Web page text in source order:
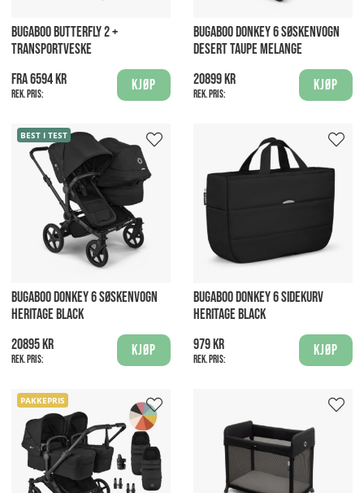
BUGABOO BUTTERFLY 2 +
TRANSPORTVESKE
Fra 6594 kr
Rek. pris:
Kjøp
BUGABOO DONKEY 6 SØSKENVOGN
DESERT TAUPE MELANGE
20899 kr
Rek. pris:
Kjøp
BEST I TEST
BUGABOO DONKEY 6 SØSKENVOGN
HERITAGE BLACK
20895 kr
Rek. pris:
Kjøp
BUGABOO DONKEY 6 SIDEKURV
HERITAGE BLACK
979 kr
Rek. pris:
Kjøp
PAKKEPRIS